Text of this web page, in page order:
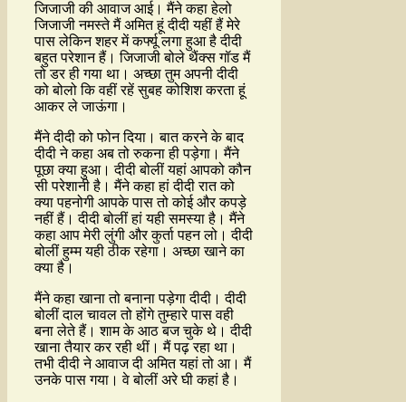
जिजाजी की आवाज आई। मैंने कहा हेलो
जिजाजी नमस्ते मैं अमित हूं दीदी यहीं हैं मेरे
पास लेकिन शहर में कर्फ्यू लगा हुआ है दीदी
बहुत परेशान हैं। जिजाजी बोले थैंक्स गॉड मैं
तो डर ही गया था। अच्छा तुम अपनी दीदी
को बोलो कि वहीं रहें सुबह कोशिश करता हूं
आकर ले जाऊंगा।
मैंने दीदी को फोन दिया। बात करने के बाद
दीदी ने कहा अब तो रुकना ही पड़ेगा। मैंने
पूछा क्या हुआ। दीदी बोलीं यहां आपको कौन
सी परेशानी है। मैंने कहा हां दीदी रात को
क्या पहनोगी आपके पास तो कोई और कपड़े
नहीं हैं। दीदी बोलीं हां यही समस्या है। मैंने
कहा आप मेरी लुंगी और कुर्ता पहन लो। दीदी
बोलीं हुम्म यही ठीक रहेगा। अच्छा खाने का
क्या है।
मैंने कहा खाना तो बनाना पड़ेगा दीदी। दीदी
बोलीं दाल चावल तो होंगे तुम्हारे पास वही
बना लेते हैं। शाम के आठ बज चुके थे। दीदी
खाना तैयार कर रही थीं। मैं पढ़ रहा था।
तभी दीदी ने आवाज दी अमित यहां तो आ। मैं
उनके पास गया। वे बोलीं अरे घी कहां है।